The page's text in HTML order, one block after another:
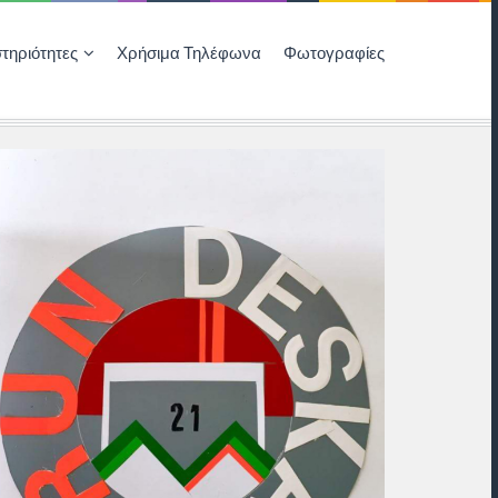
Χρήσιμα Τηλέφωνα Φωτογραφίες